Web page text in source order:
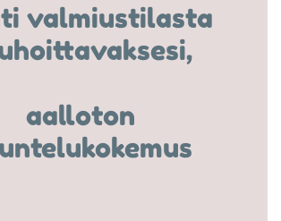
valmiustilasta
aalloton